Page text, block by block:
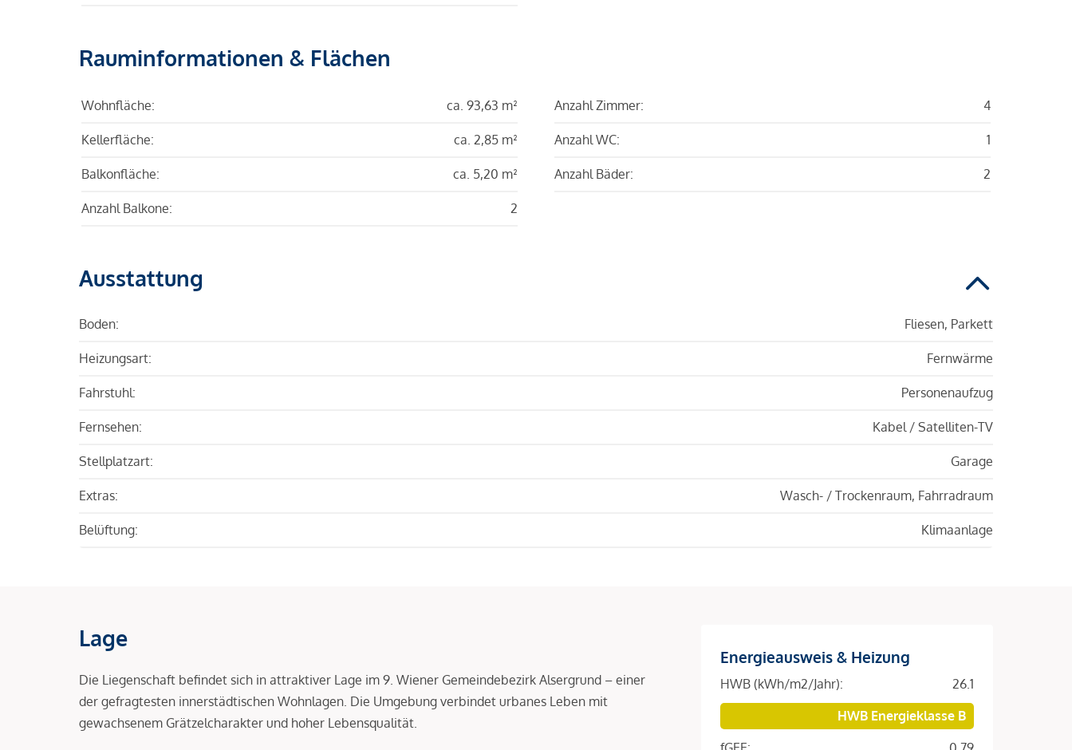
Rauminformationen & Flächen
Wohnfläche: ca. 93,63 m²
Kellerfläche: ca. 2,85 m²
Balkonfläche: ca. 5,20 m²
Anzahl Balkone: 2
Anzahl Zimmer: 4
Anzahl WC: 1
Anzahl Bäder: 2
Ausstattung
Boden: Fliesen, Parkett
Heizungsart: Fernwärme
Fahrstuhl: Personenaufzug
Fernsehen: Kabel / Satelliten-TV
Stellplatzart: Garage
Extras: Wasch- / Trockenraum, Fahrradraum
Belüftung: Klimaanlage
Lage
Die Liegenschaft befindet sich in attraktiver Lage im 9. Wiener Gemeindebezirk Alsergrund – einer
der gefragtesten innerstädtischen Wohnlagen. Die Umgebung verbindet urbanes Leben mit
gewachsenem Grätzelcharakter und hoher Lebensqualität.
Energieausweis & Heizung
HWB (kWh/m2/Jahr):
26.1
HWB Energieklasse B